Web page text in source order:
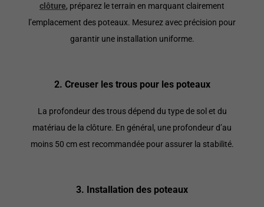
clôture, préparez le terrain en marquant clairement
l’emplacement des poteaux. Mesurez avec précision pour
garantir une installation uniforme.
2. Creuser les trous pour les poteaux
La profondeur des trous dépend du type de sol et du
matériau de la clôture. En général, une profondeur d’au
moins 50 cm est recommandée pour assurer la stabilité.
3. Installation des poteaux